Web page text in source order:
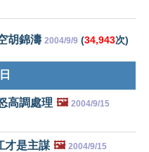
胡錦濤 2004/9/9 (34,943次)
高調處理 🖼️ 2004/9/15
才是主謀 🖼️ 2004/9/15